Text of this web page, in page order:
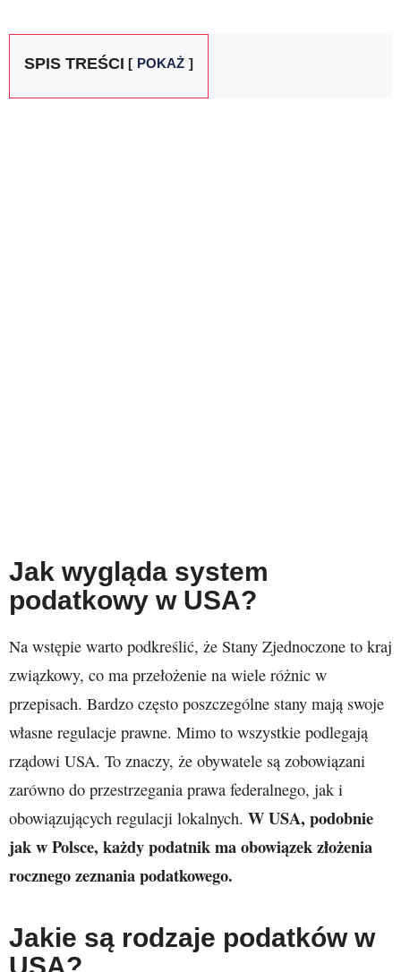
SPIS TREŚCI POKAŻ
Jak wygląda system
podatkowy w USA?
Na wstępie warto podkreślić, że Stany Zjednoczone to kraj
związkowy, co ma przełożenie na wiele różnic w
przepisach. Bardzo często poszczególne stany mają swoje
własne regulacje prawne. Mimo to wszystkie podlegają
rządowi USA. To znaczy, że obywatele są zobowiązani
zarówno do przestrzegania prawa federalnego, jak i
obowiązujących regulacji lokalnych. W USA, podobnie
jak w Polsce, każdy podatnik ma obowiązek złożenia
rocznego zeznania podatkowego.
Jakie są rodzaje podatków w
USA?